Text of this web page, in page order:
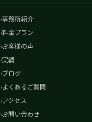
事務所紹介
料金プラン
お客様の声
実績
ブログ
よくあるご質問
アクセス
お問い合わせ